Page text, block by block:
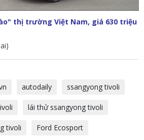
thị trường Việt Nam, giá 630 triệu
autodaily ssangyong tivoli
lái thử ssangyong tivoli
tivoli Ford Ecosport